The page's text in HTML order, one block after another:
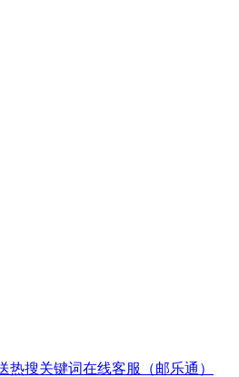
热搜关键词在线客服（邮乐通）